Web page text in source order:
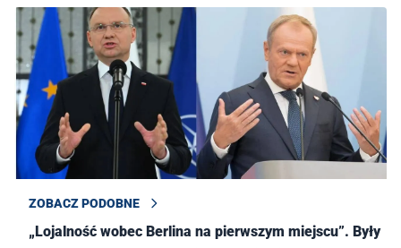
ZOBACZ PODOBNE
„Lojalność wobec Berlina na pierwszym miejscu”. Były